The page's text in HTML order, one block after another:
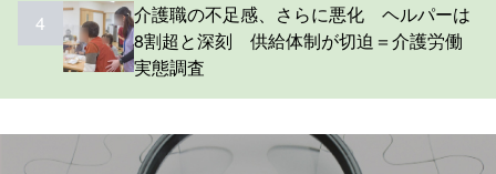
4
介護職の不足感、さらに悪化 ヘルパーは
8割超と深刻 供給体制が切迫＝介護労働
実態調査